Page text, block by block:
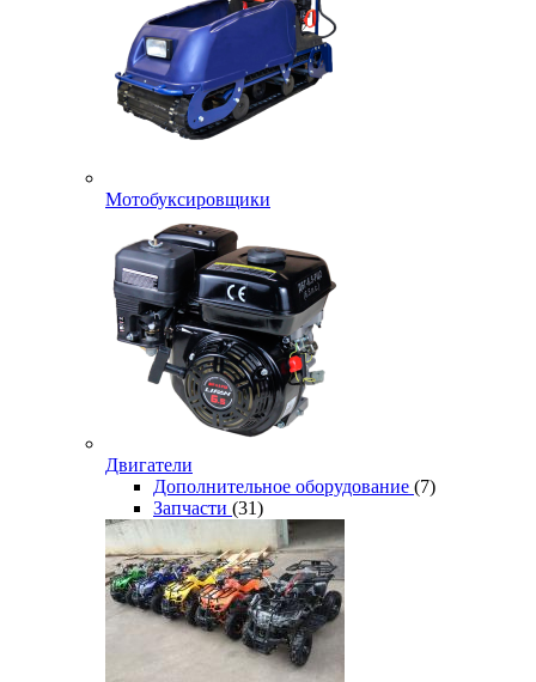
Мотобуксировщики
Двигатели
Дополнительное оборудование (7)
Запчасти (31)